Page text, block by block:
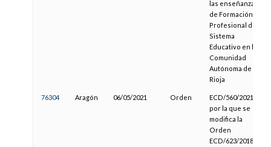
las enseñanzas
de Formación
Profesional del
Sistema
Educativo en la
Comunidad
Autónoma de La
Rioja
76304 Aragón 06/05/2021 Orden
ECD/560/2021,
por la que se
modifica la
Orden
ECD/623/2018,